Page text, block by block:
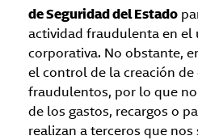
de Seguridad del Estado
actividad fraudulenta en el
corporativa. No obstante,
el control de la creación
fraudulentos, por lo que
de los gastos, recargos o
realizan a terceros que